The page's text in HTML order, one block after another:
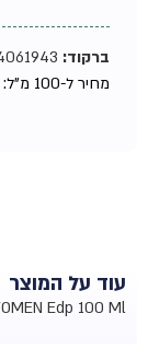
ברקוד:3616304061943
מחיר ל-100 מ"ל:
עוד על המוצר
Edp 100 Ml